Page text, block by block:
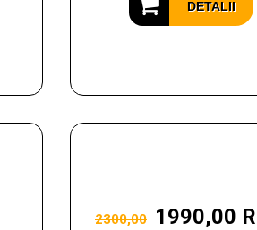
DETALII
2300,00 1990,00